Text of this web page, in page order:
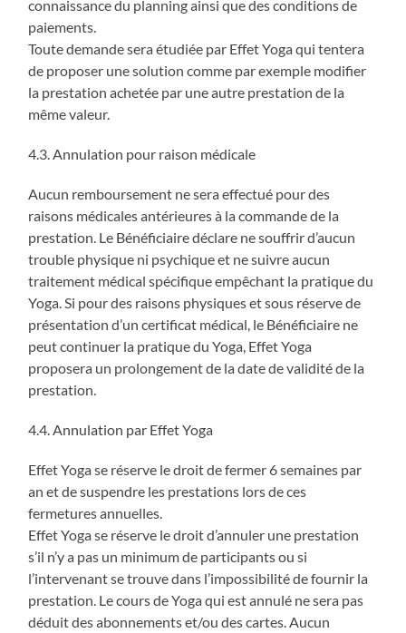
connaissance du planning ainsi que des conditions de
paiements.
Toute demande sera étudiée par Effet Yoga qui tentera
de proposer une solution comme par exemple modifier
la prestation achetée par une autre prestation de la
même valeur.
4.3. Annulation pour raison médicale
Aucun remboursement ne sera effectué pour des
raisons médicales antérieures à la commande de la
prestation. Le Bénéficiaire déclare ne souffrir d’aucun
trouble physique ni psychique et ne suivre aucun
traitement médical spécifique empêchant la pratique du
Yoga. Si pour des raisons physiques et sous réserve de
présentation d’un certificat médical, le Bénéficiaire ne
peut continuer la pratique du Yoga, Effet Yoga
proposera un prolongement de la date de validité de la
prestation.
4.4. Annulation par Effet Yoga
Effet Yoga se réserve le droit de fermer 6 semaines par
an et de suspendre les prestations lors de ces
fermetures annuelles.
Effet Yoga se réserve le droit d’annuler une prestation
s’il n’y a pas un minimum de participants ou si
l’intervenant se trouve dans l’impossibilité de fournir la
prestation. Le cours de Yoga qui est annulé ne sera pas
déduit des abonnements et/ou des cartes. Aucun